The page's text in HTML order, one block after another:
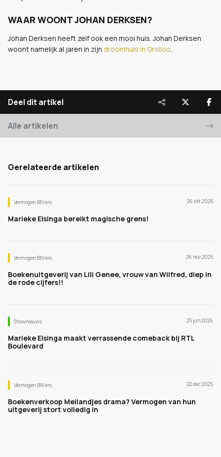
WAAR WOONT JOHAN DERKSEN?
Johan Derksen heeft zelf ook een mooi huis. Johan Derksen
woont namelijk al jaren in zijn droomhuis in Grolloo.
Deel dit artikel
Alle artikelen
Gerelateerde artikelen
Vermogen BN’ers 26 okt 2025
Marieke Elsinga bereikt magische grens!
Vermogen BN’ers 26 nov 2025
Boekenuitgeverij van Lili Genee, vrouw van Wilfred, diep in
de rode cijfers!!
Shownieuws 25 jun 2026
Marieke Elsinga maakt verrassende comeback bij RTL
Boulevard
Vermogen BN’ers 22 dec 2025
Boekenverkoop Meilandjes drama? Vermogen van hun
uitgeverij stort volledig in